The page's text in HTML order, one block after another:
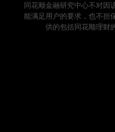
同花顺金融研究中心不对因
能满足用户的要求，也不担
供的包括同花顺理财